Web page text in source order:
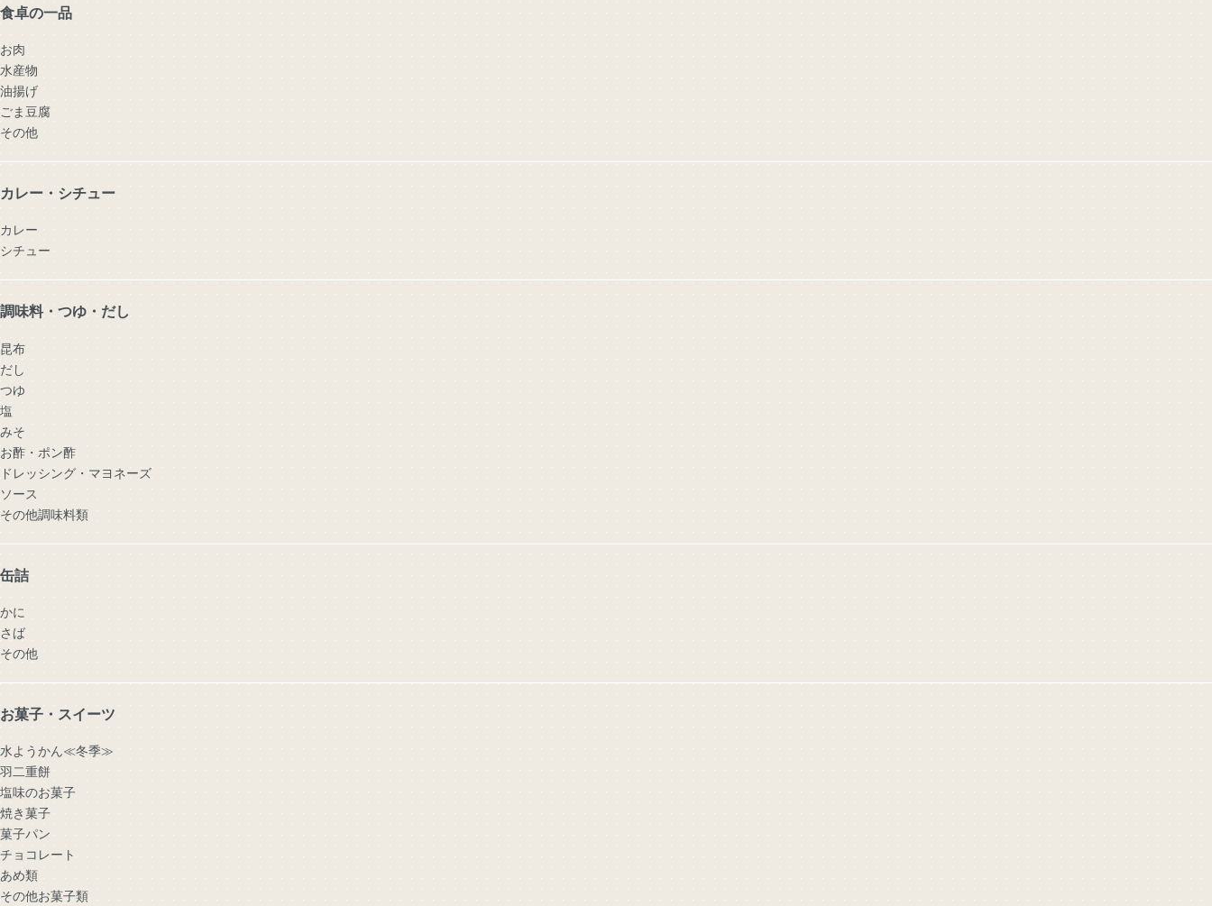
食卓の一品
お肉
水産物
油揚げ
ごま豆腐
その他
カレー・シチュー
カレー
シチュー
調味料・つゆ・だし
昆布
だし
つゆ
塩
みそ
お酢・ポン酢
ドレッシング・マヨネーズ
ソース
その他調味料類
缶詰
かに
さば
その他
お菓子・スイーツ
水ようかん≪冬季≫
羽二重餅
塩味のお菓子
焼き菓子
菓子パン
チョコレート
あめ類
その他お菓子類